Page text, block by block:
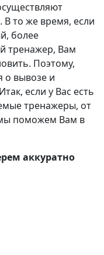
то же время, если
более
тренажер, Вам
Поэтому,
о вывозе и
если у Вас есть
тренажеры, от
поможем Вам в
аккуратно